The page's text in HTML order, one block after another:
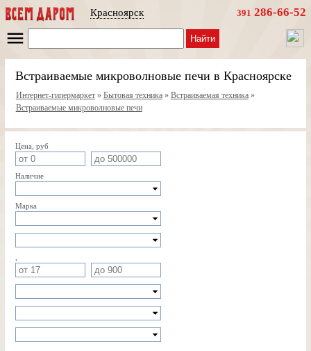
Красноярск 391 286-66-52
Найти
Встраиваемые микроволновые печи в Красноярске
Интернет-гипермаркет» Бытовая техника» Встраиваемая техника»
Встраиваемые микроволновые печи
Цена, руб
Наличие
Марка